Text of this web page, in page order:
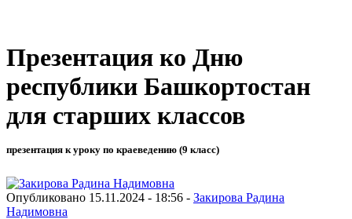
Презентация ко Дню
республики Башкортостан
для старших классов
презентация к уроку по краеведению (9 класс)
Опубликовано 15.11.2024 - 18:56 - Закирова Радина
Надимовна